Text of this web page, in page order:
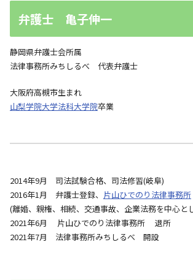
弁護士 亀子伸一
静岡県弁護士会所属
法律事務所みちしるべ 代表弁護士
大阪府高槻市生まれ
山梨学院大学法科大学院卒業
2014年9月 司法試験合格、司法修習(岐阜)
2016年1月 弁護士登録、 片山ひでのり法律事務所
(離婚、親権、相続、交通事故、企業法務を中心と
2021年6月 片山ひでのり法律事務所 退所
2021年7月 法律事務所みちしるべ 開設